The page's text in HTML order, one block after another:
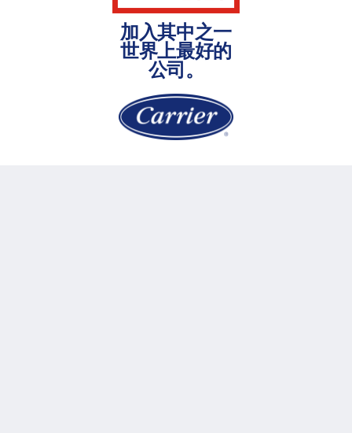
加入其中之一
世界上最好的
公司。